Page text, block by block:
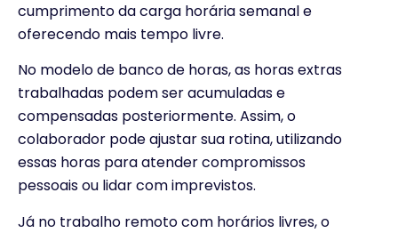
cumprimento da carga horária semanal e
oferecendo mais tempo livre.
No modelo de banco de horas, as horas extras
trabalhadas podem ser acumuladas e
compensadas posteriormente. Assim, o
colaborador pode ajustar sua rotina, utilizando
essas horas para atender compromissos
pessoais ou lidar com imprevistos.
Já no trabalho remoto com horários livres, o